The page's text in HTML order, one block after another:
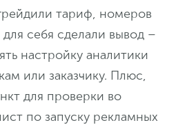
тариф, номеров
себя сделали вывод –
настройку аналитики
или заказчику. Плюс,
для проверки во
по запуску рекламных